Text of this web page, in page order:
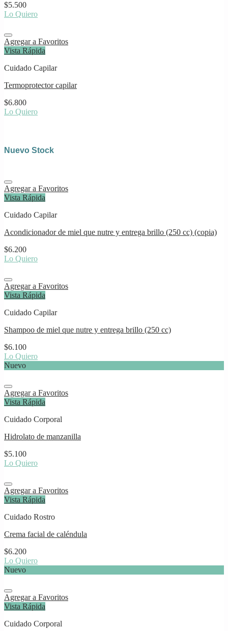
$5.500
Lo Quiero
Agregar a Favoritos
Vista Rápida
Cuidado Capilar
Termoprotector capilar
$6.800
Lo Quiero
Nuevo Stock
Agregar a Favoritos
Vista Rápida
Cuidado Capilar
Acondicionador de miel que nutre y entrega brillo (250 cc) (copia)
$6.200
Lo Quiero
Agregar a Favoritos
Vista Rápida
Cuidado Capilar
Shampoo de miel que nutre y entrega brillo (250 cc)
$6.100
Lo Quiero
Nuevo
Agregar a Favoritos
Vista Rápida
Cuidado Corporal
Hidrolato de manzanilla
$5.100
Lo Quiero
Agregar a Favoritos
Vista Rápida
Cuidado Rostro
Crema facial de caléndula
$6.200
Lo Quiero
Nuevo
Agregar a Favoritos
Vista Rápida
Cuidado Corporal